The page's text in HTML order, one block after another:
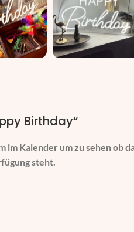
Birthday“
im Kalender um zu sehen ob
steht.